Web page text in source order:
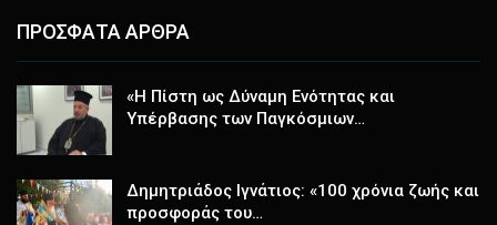
ΠΡΟΣΦΑΤΑ ΑΡΘΡΑ
«Η Πίστη ως Δύναμη Ενότητας και
Υπέρβασης των Παγκόσμιων…
Δημητριάδος Ιγνάτιος: «100 χρόνια ζωής και
προσφοράς του…